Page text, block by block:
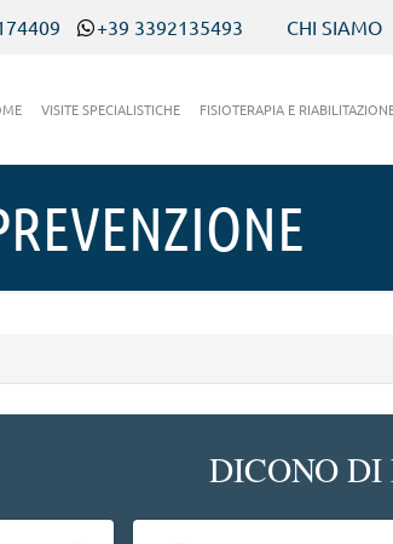
+39 3392135493 CHI SIAMO
VISITE SPECIALISTICHE FISIOTERAPIA E
DICONO DI